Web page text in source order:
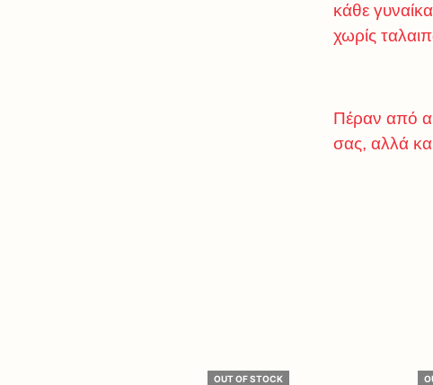
κάθε
χωρίς
Πέραν από
σας, αλλά
OUT OF STOCK